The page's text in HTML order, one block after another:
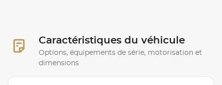
Caractéristiques du véhicule
Options, équipements de série, motorisation et
dimensions